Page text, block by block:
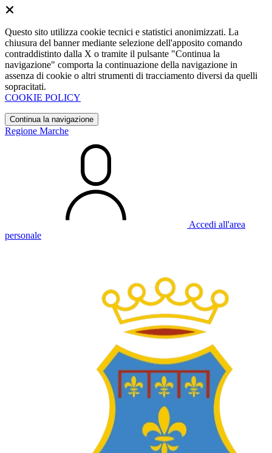
Questo sito utilizza cookie tecnici e statistici anonimizzati. La
chiusura del banner mediante selezione dell'apposito comando
contraddistinto dalla X o tramite il pulsante "Continua la
navigazione" comporta la continuazione della navigazione in
assenza di cookie o altri strumenti di tracciamento diversi da quelli
sopracitati.
COOKIE POLICY
Continua la navigazione
Regione Marche
Accedi all'area
personale